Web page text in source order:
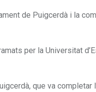
de Puigcerdà i la
per la Universitat
que va completar